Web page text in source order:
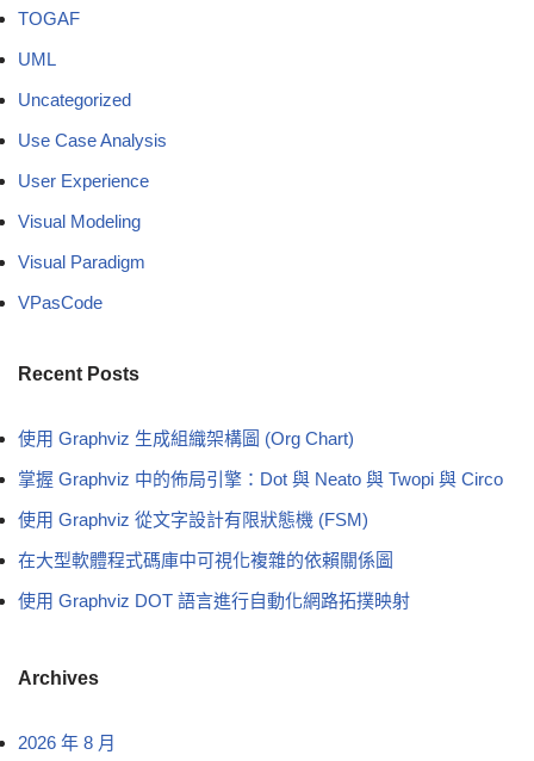
TOGAF
UML
Uncategorized
Use Case Analysis
User Experience
Visual Modeling
Visual Paradigm
VPasCode
Recent Posts
使用 Graphviz 生成組織架構圖 (Org Chart)
掌握 Graphviz 中的佈局引擎：Dot 與 Neato 與 Twopi 與 Circo
使用 Graphviz 從文字設計有限狀態機 (FSM)
在大型軟體程式碼庫中可視化複雜的依賴關係圖
使用 Graphviz DOT 語言進行自動化網路拓撲映射
Archives
2026 年 8 月